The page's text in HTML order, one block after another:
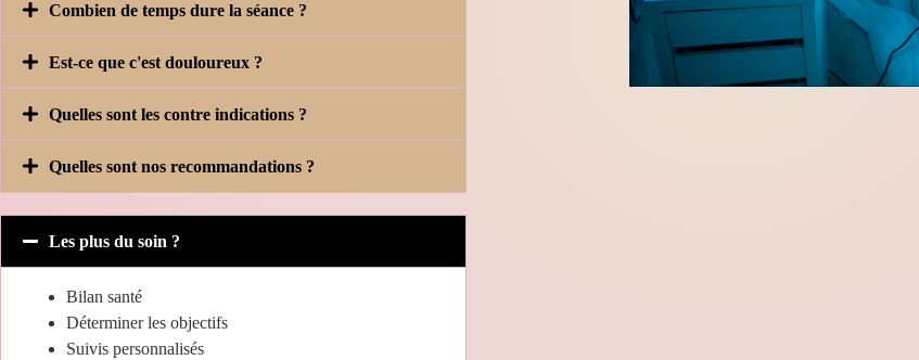
Combien de temps dure la séance ?
Est-ce que c'est douloureux ?
Quelles sont les contre indications ?
Quelles sont nos recommandations ?
Les plus du soin ?
Bilan santé
Déterminer les objectifs
Suivis personnalisés